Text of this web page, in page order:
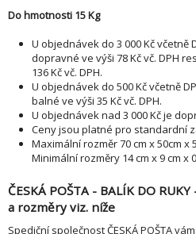
Do hmotnosti 15 Kg
U objednávek do 3 000 Kč včetně
dopravné ve výši 78 Kč vč. DPH
136 Kč vč. DPH.
U objednávek do 500 Kč včetně
balné ve výši 35 Kč vč. DPH.
U objednávek nad 3 000 Kč je
Ceny jsou platné pro standardní
Maximální rozměr 70 cm x 50cm x
Minimální rozměry 14 cm x 9 cm x
ČESKÁ POŠTA - BALÍK DO
a rozměry viz. níže
Spediční společnost ČESKÁ POŠTA